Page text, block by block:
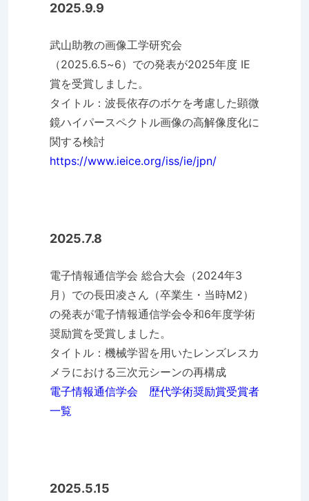
2025.9.9
武山助教の画像工学研究会
（2025.6.5~6）での発表が2025年度 IE
賞を受賞しました。
タイトル：波長依存のボケを考慮した顕微
鏡ハイパースペクトル画像の高解像度化に
関する検討
https://www.ieice.org/iss/ie/jpn/
2025.7.8
電子情報通信学会 総合大会（2024年3
月）での長田凌さん（卒業生・当時M2）
の発表が電子情報通信学会令和6年度学術
奨励賞を受賞しました。
タイトル：機械学習を用いたレンズレスカ
メラにおける三次元シーンの再構成
電子情報通信学会 歴代学術奨励賞受賞者
一覧
2025.5.15